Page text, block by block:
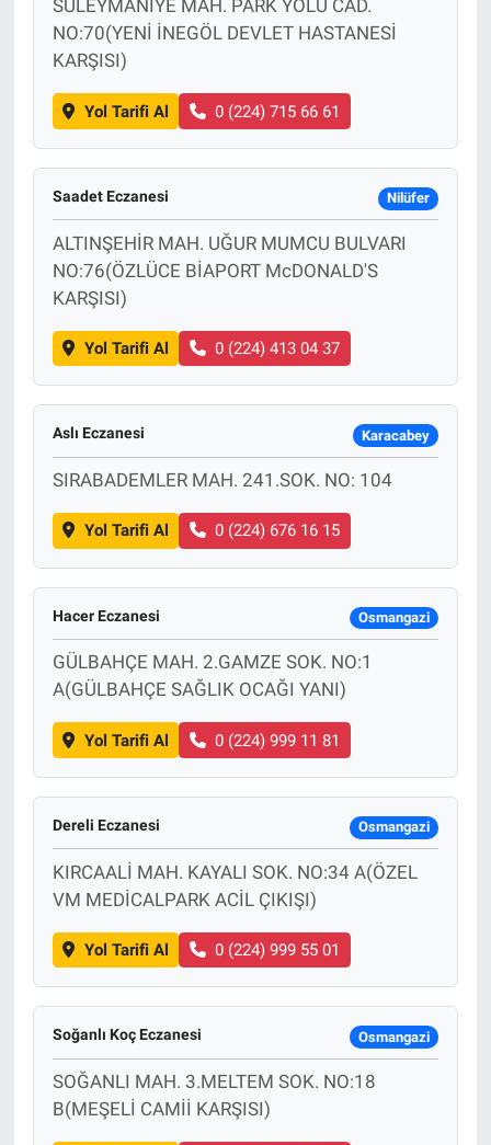
SÜLEYMANİYE MAH. PARK YOLU CAD.
NO:70(YENİ İNEGÖL DEVLET HASTANESİ
KARŞISI)
Yol Tarifi Al 0 (224) 715 66 61
Saadet Eczanesi Nilüfer
ALTINŞEHİR MAH. UĞUR MUMCU BULVARI
NO:76(ÖZLÜCE BİAPORT McDONALD'S
KARŞISI)
Yol Tarifi Al 0 (224) 413 04 37
Aslı Eczanesi Karacabey
SIRABADEMLER MAH. 241.SOK. NO: 104
Yol Tarifi Al 0 (224) 676 16 15
Hacer Eczanesi Osmangazi
GÜLBAHÇE MAH. 2.GAMZE SOK. NO:1
A(GÜLBAHÇE SAĞLIK OCAĞI YANI)
Yol Tarifi Al 0 (224) 999 11 81
Dereli Eczanesi Osmangazi
KIRCAALİ MAH. KAYALI SOK. NO:34 A(ÖZEL
VM MEDİCALPARK ACİL ÇIKIŞI)
Yol Tarifi Al 0 (224) 999 55 01
Soğanlı Koç Eczanesi Osmangazi
SOĞANLI MAH. 3.MELTEM SOK. NO:18
B(MEŞELİ CAMİİ KARŞISI)